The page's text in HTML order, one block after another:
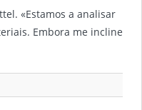
«Estamos a analisar
Embora me incline